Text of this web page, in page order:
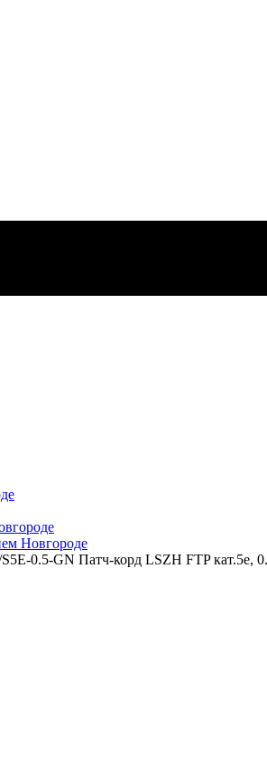
Новгороде
0.5-GN Патч-корд LSZH FTP кат.5e,